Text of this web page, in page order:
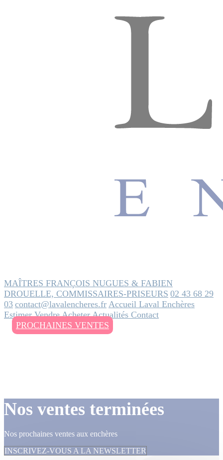
MAÎTRES FRANÇOIS NUGUES & FABIEN
DROUELLE, COMMISSAIRES-PRISEURS 02 43 68 29
03 contact@lavalencheres.fr Accueil Laval Enchères
EstimerVendreAcheterActualités Contact
PROCHAINES VENTES
Nos ventes terminées
Nos prochaines ventes aux enchères
INSCRIVEZ-VOUS A LA NEWSLETTER